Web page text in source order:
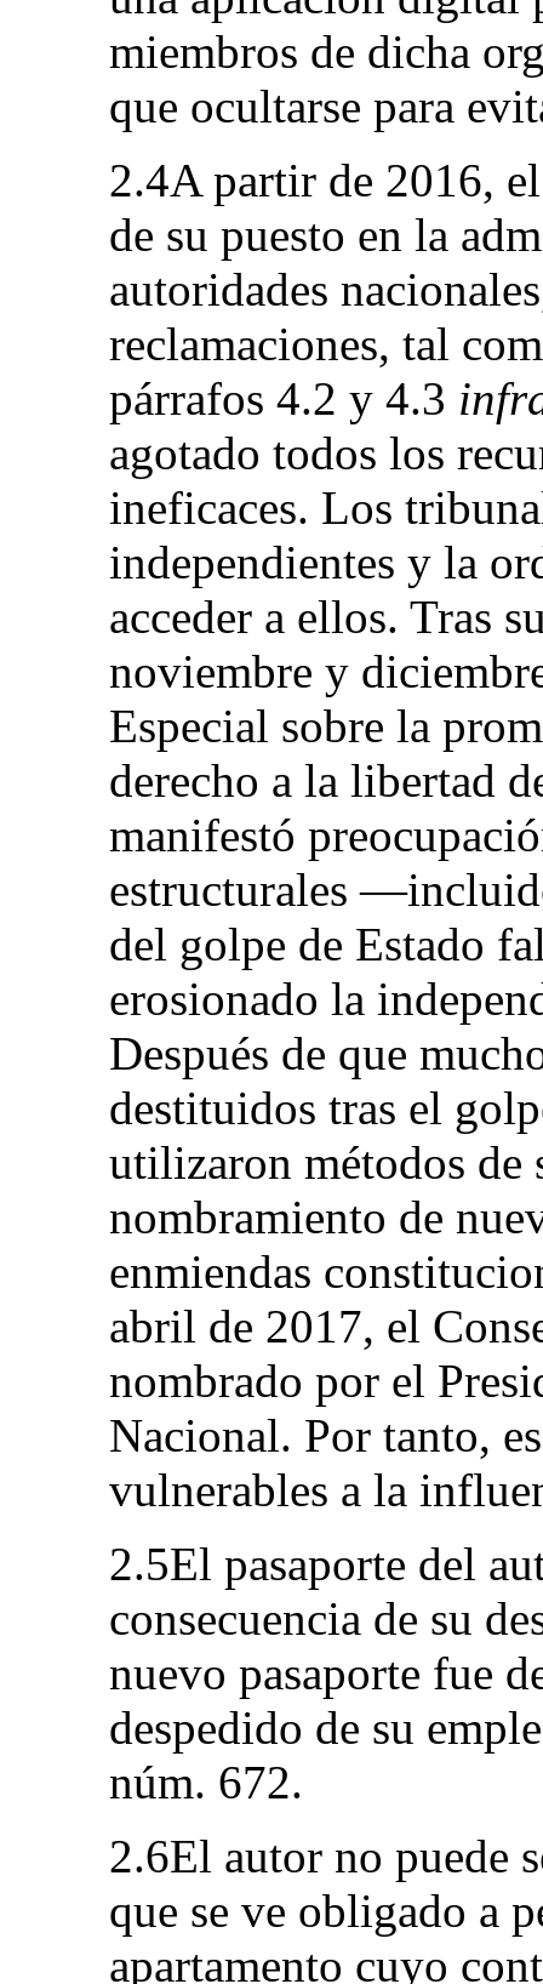
miembros de dicha
que ocultarse para
2.4A partir de 2016,
de su puesto en la
autoridades
reclamaciones, tal
párrafos 4.2 y 4.3
agotado todos los
ineficaces. Los
independientes y la
acceder a ellos. Tras
noviembre y
Especial sobre la
derecho a la libertad
manifestó
estructurales
del golpe de Estado
erosionado la
Después de que
destituidos tras el
utilizaron métodos de
nombramiento de
enmiendas
abril de 2017, el
nombrado por el
Nacional. Por tanto,
vulnerables a la
2.5El pasaporte del
consecuencia de su
nuevo pasaporte fue
despedido de su
núm. 672.
2.6El autor no puede
que se ve obligado a
apartamento cuyo